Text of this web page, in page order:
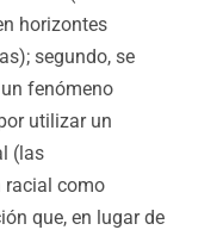
horizontes
segundo, se
fenómeno
utilizar un
(las
racial como
que, en lugar de